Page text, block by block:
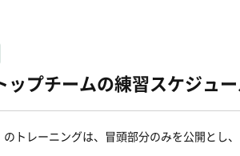
プチームの練習スケジュ
トレーニングは、冒頭部分のみを公開とし